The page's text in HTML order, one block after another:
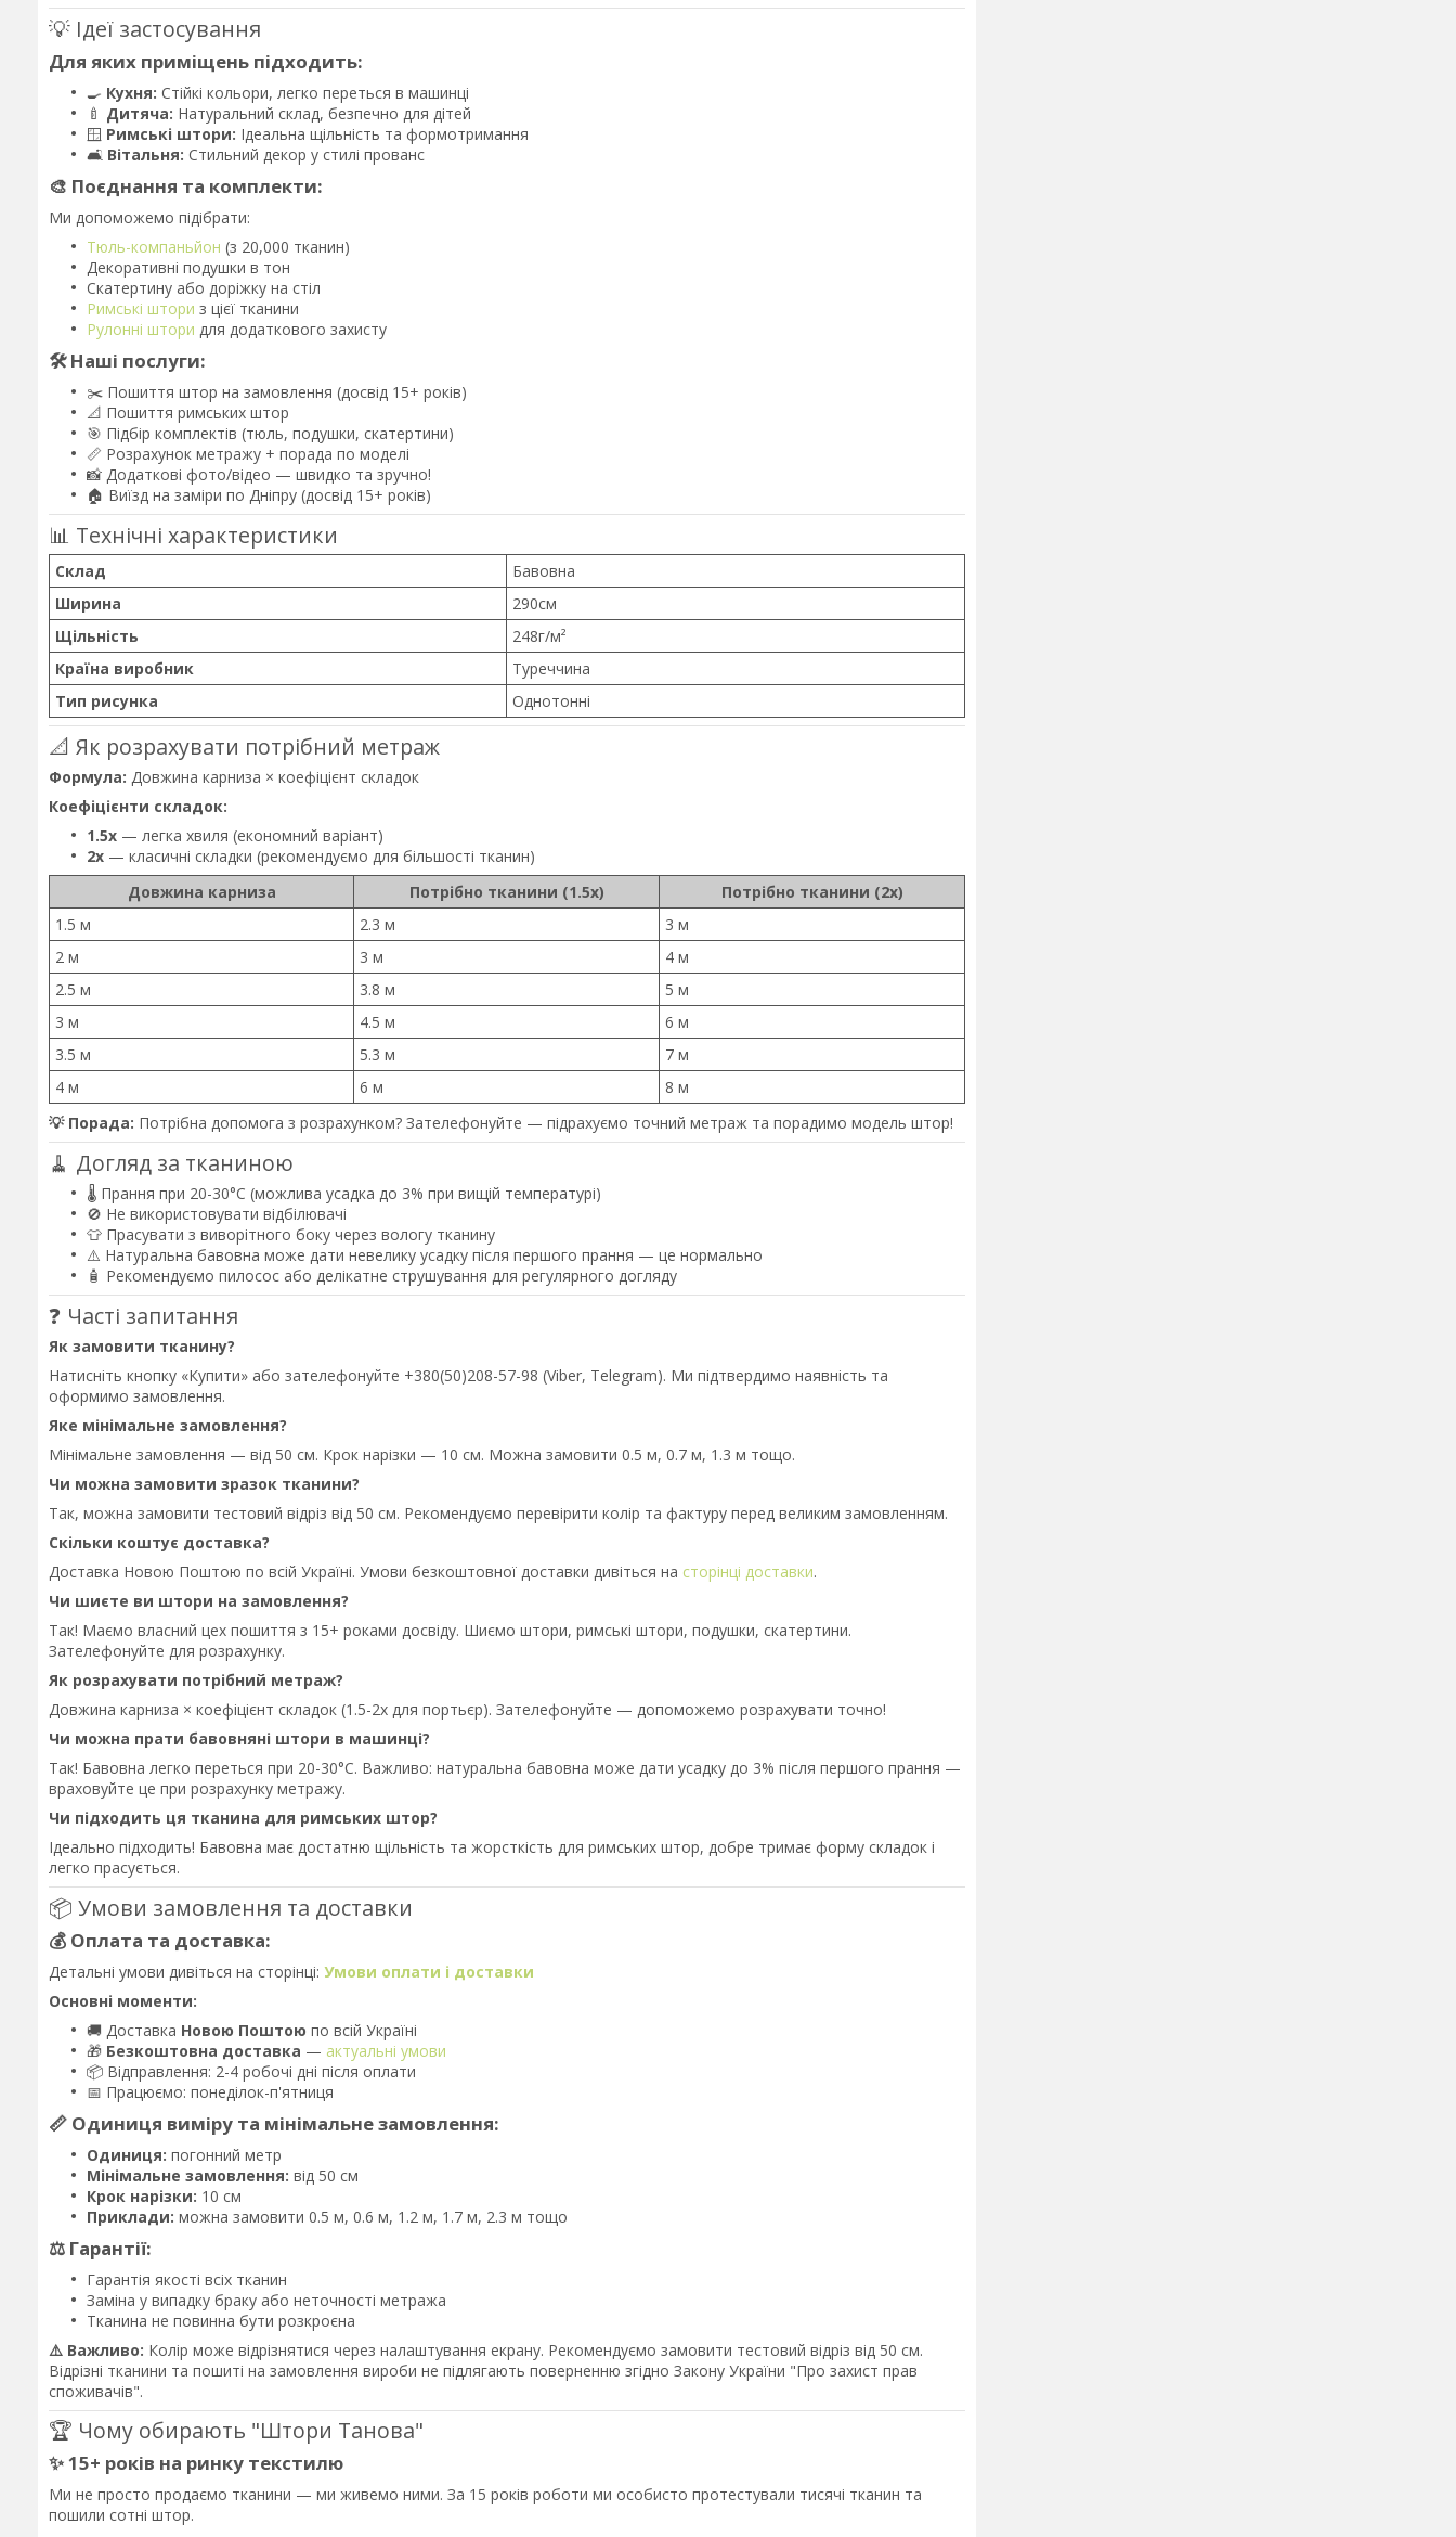
💡 Ідеї застосування
Для яких приміщень підходить:
🍳 Кухня: Стійкі кольори, легко переться в машинці
🍼 Дитяча: Натуральний склад, безпечно для дітей
🪟 Римські штори: Ідеальна щільність та формотримання
🛋️ Вітальня: Стильний декор у стилі прованс
🎨 Поєднання та комплекти:
Ми допоможемо підібрати:
Тюль-компаньйон (з 20,000 тканин)
Декоративні подушки в тон
Скатертину або доріжку на стіл
Римські штори з цієї тканини
Рулонні штори для додаткового захисту
🛠️ Наші послуги:
✂️ Пошиття штор на замовлення (досвід 15+ років)
📐 Пошиття римських штор
🎯 Підбір комплектів (тюль, подушки, скатертини)
📏 Розрахунок метражу + порада по моделі
📸 Додаткові фото/відео — швидко та зручно!
🏠 Виїзд на заміри по Дніпру (досвід 15+ років)
📊 Технічні характеристики
Склад
Бавовна
Ширина
290см
Щільність
248г/м²
Країна виробник
Туреччина
Тип рисунка
Однотонні
📐 Як розрахувати потрібний метраж
Формула: Довжина карниза × коефіцієнт складок
Коефіцієнти складок:
1.5x — легка хвиля (економний варіант)
2x — класичні складки (рекомендуємо для більшості тканин)
Довжина карниза
Потрібно тканини (1.5x)
Потрібно тканини (2x)
1.5 м
2.3 м
3 м
2 м
3 м
4 м
2.5 м
3.8 м
5 м
3 м
4.5 м
6 м
3.5 м
5.3 м
7 м
4 м
6 м
8 м
💡 Порада: Потрібна допомога з розрахунком? Зателефонуйте — підрахуємо точний метраж та порадимо модель штор!
🧹 Догляд за тканиною
🌡️ Прання при 20-30°C (можлива усадка до 3% при вищій температурі)
🚫 Не використовувати відбілювачі
👕 Прасувати з виворітного боку через вологу тканину
⚠️ Натуральна бавовна може дати невелику усадку після першого прання — це нормально
🧴 Рекомендуємо пилосос або делікатне струшування для регулярного догляду
❓ Часті запитання
Як замовити тканину?
Натисніть кнопку «Купити» або зателефонуйте +380(50)208-57-98 (Viber, Telegram). Ми підтвердимо наявність та
оформимо замовлення.
Яке мінімальне замовлення?
Мінімальне замовлення — від 50 см. Крок нарізки — 10 см. Можна замовити 0.5 м, 0.7 м, 1.3 м тощо.
Чи можна замовити зразок тканини?
Так, можна замовити тестовий відріз від 50 см. Рекомендуємо перевірити колір та фактуру перед великим замовленням.
Скільки коштує доставка?
Доставка Новою Поштою по всій Україні. Умови безкоштовної доставки дивіться на сторінці доставки.
Чи шиєте ви штори на замовлення?
Так! Маємо власний цех пошиття з 15+ роками досвіду. Шиємо штори, римські штори, подушки, скатертини.
Зателефонуйте для розрахунку.
Як розрахувати потрібний метраж?
Довжина карниза × коефіцієнт складок (1.5-2x для портьєр). Зателефонуйте — допоможемо розрахувати точно!
Чи можна прати бавовняні штори в машинці?
Так! Бавовна легко переться при 20-30°C. Важливо: натуральна бавовна може дати усадку до 3% після першого прання —
враховуйте це при розрахунку метражу.
Чи підходить ця тканина для римських штор?
Ідеально підходить! Бавовна має достатню щільність та жорсткість для римських штор, добре тримає форму складок і
легко прасується.
📦 Умови замовлення та доставки
💰 Оплата та доставка:
Детальні умови дивіться на сторінці: Умови оплати і доставки
Основні моменти:
🚚 Доставка Новою Поштою по всій Україні
🎁 Безкоштовна доставка — актуальні умови
📦 Відправлення: 2-4 робочі дні після оплати
📅 Працюємо: понеділок-п'ятниця
📏 Одиниця виміру та мінімальне замовлення:
Одиниця: погонний метр
Мінімальне замовлення: від 50 см
Крок нарізки: 10 см
Приклади: можна замовити 0.5 м, 0.6 м, 1.2 м, 1.7 м, 2.3 м тощо
⚖️ Гарантії:
Гарантія якості всіх тканин
Заміна у випадку браку або неточності метража
Тканина не повинна бути розкроєна
⚠️ Важливо: Колір може відрізнятися через налаштування екрану. Рекомендуємо замовити тестовий відріз від 50 см.
Відрізні тканини та пошиті на замовлення вироби не підлягають поверненню згідно Закону України "Про захист прав
споживачів".
🏆 Чому обирають "Штори Танова"
✨ 15+ років на ринку текстилю
Ми не просто продаємо тканини — ми живемо ними. За 15 років роботи ми особисто протестували тисячі тканин та
пошили сотні штор.